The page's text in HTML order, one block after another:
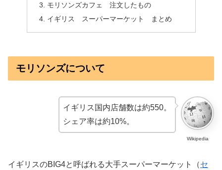
モリソンズカフェ 注文したもの
イギリス スーパーマーケット まとめ
モリソンズについて
Wikipedia
イギリス国内店舗数は約550。
シェア率は約10%。
イギリスのBIG4と呼ばれる大手スーパーマーケット（セ